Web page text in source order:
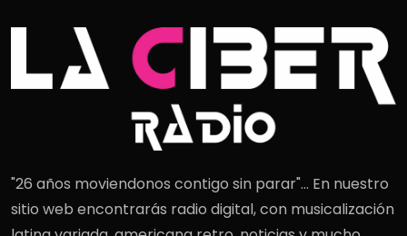
"26 años moviendonos contigo sin parar"... En nuestro
sitio web encontrarás radio digital, con musicalización